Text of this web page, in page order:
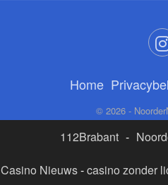
Home
© 2026 -
112Brabant -
Casino Nieuws-casino zonder